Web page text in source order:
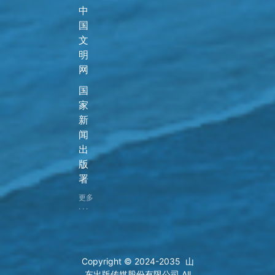
中
国
文
明
网
国
家
新
闻
出
版
署
更多
· · ·
Copyright © 2024-2035 山